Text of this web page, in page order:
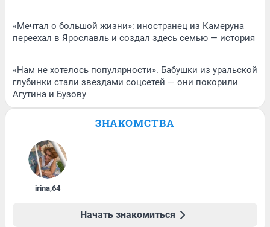
«Мечтал о большой жизни»: иностранец из Камеруна
переехал в Ярославль и создал здесь семью — история
«Нам не хотелось популярности». Бабушки из уральской
глубинки стали звездами соцсетей — они покорили
Агутина и Бузову
ЗНАКОМСТВА
irina,64
Начать знакомиться